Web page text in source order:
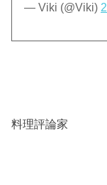
— Viki (@Viki)
料理評論家